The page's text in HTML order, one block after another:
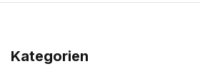
Kategorien